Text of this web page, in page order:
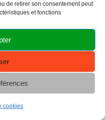
de retirer son consentement peut
et fonctions.
cookies